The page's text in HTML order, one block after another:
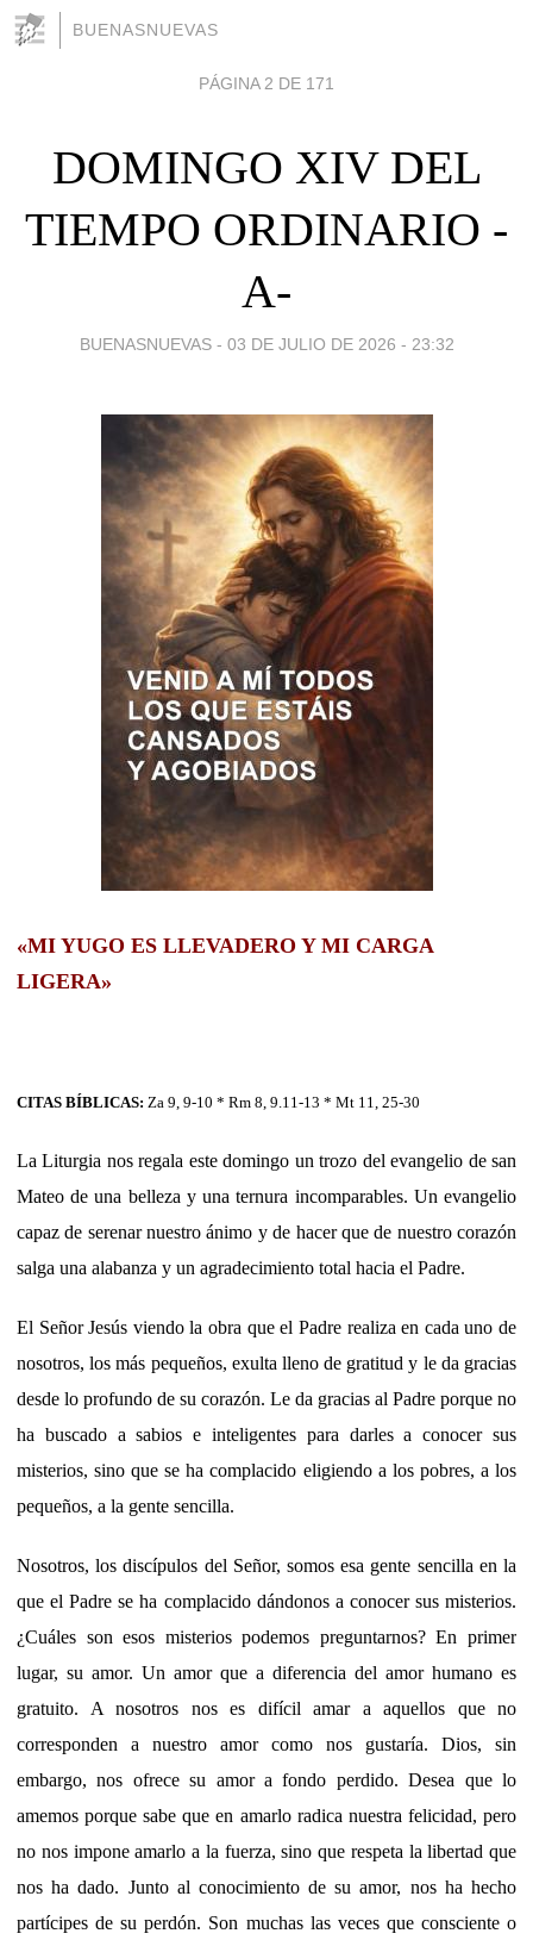
BUENASNUEVAS
PÁGINA 2 DE 171
DOMINGO XIV DEL
TIEMPO ORDINARIO -
A-
BUENASNUEVAS - 03 DE JULIO DE 2026 - 23:32
«MI YUGO ES LLEVADERO Y MI CARGA
LIGERA»
CITAS BÍBLICAS: Za 9, 9-10 * Rm 8, 9.11-13 * Mt 11, 25-30
La Liturgia nos regala este domingo un trozo del evangelio de san
Mateo de una belleza y una ternura incomparables. Un evangelio
capaz de serenar nuestro ánimo y de hacer que de nuestro corazón
salga una alabanza y un agradecimiento total hacia el Padre.
El Señor Jesús viendo la obra que el Padre realiza en cada uno de
nosotros, los más pequeños, exulta lleno de gratitud y le da gracias
desde lo profundo de su corazón. Le da gracias al Padre porque no
ha buscado a sabios e inteligentes para darles a conocer sus
misterios, sino que se ha complacido eligiendo a los pobres, a los
pequeños, a la gente sencilla.
Nosotros, los discípulos del Señor, somos esa gente sencilla en la
que el Padre se ha complacido dándonos a conocer sus misterios.
¿Cuáles son esos misterios podemos preguntarnos? En primer
lugar, su amor. Un amor que a diferencia del amor humano es
gratuito. A nosotros nos es difícil amar a aquellos que no
corresponden a nuestro amor como nos gustaría. Dios, sin
embargo, nos ofrece su amor a fondo perdido. Desea que lo
amemos porque sabe que en amarlo radica nuestra felicidad, pero
no nos impone amarlo a la fuerza, sino que respeta la libertad que
nos ha dado. Junto al conocimiento de su amor, nos ha hecho
partícipes de su perdón. Son muchas las veces que consciente o